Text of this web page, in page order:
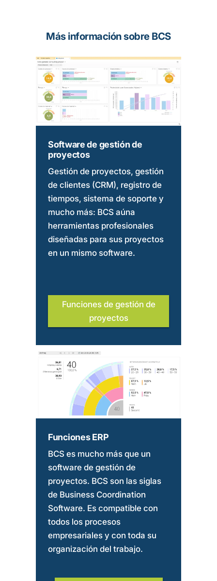
Más información sobre BCS
Software de gestión de
proyectos
Gestión de proyectos, gestión
de clientes (CRM), registro de
tiempos, sistema de soporte y
mucho más: BCS aúna
herramientas profesionales
diseñadas para sus proyectos
en un mismo software.
Funciones de gestión de
proyectos
Funciones ERP
BCS es mucho más que un
software de gestión de
proyectos. BCS son las siglas
de Business Coordination
Software. Es compatible con
todos los procesos
empresariales y con toda su
organización del trabajo.